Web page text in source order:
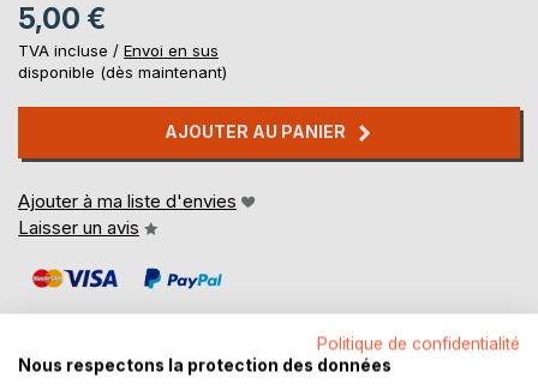
5,00 €
TVA incluse / Envoi en sus
disponible (dès maintenant)
AJOUTER AU PANIER
Ajouter à ma liste d'envies
Laisser un avis
Politique de confidentialité
Nous respectons la protection des données